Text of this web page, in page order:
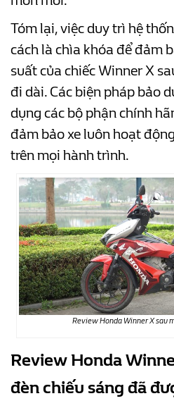
Tóm lại, việc duy trì hệ
cách là chìa khóa để đảm
suất của chiếc Winner X
đi dài. Các biện pháp bảo
dụng các bộ phận chính
đảm bảo xe luôn hoạt
trên mọi hành trình.
Review Honda Winner X sau
Review Honda
đèn chiếu sáng đã